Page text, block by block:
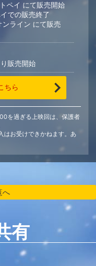
ペイ にて販売開始
での販売終了
ライン にて販売
販売開始
ちら
を過ぎる上映回は、保護者
はお受けできかねます。あ
へ
有